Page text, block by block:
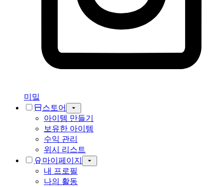
미밐
스토어
아이템 만들기
보유한 아이템
수익 관리
위시 리스트
마이페이지
내 프로필
나의 활동